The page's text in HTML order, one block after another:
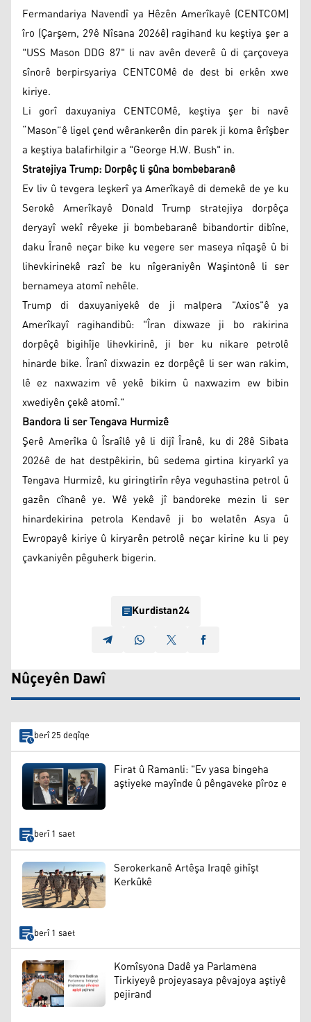
Fermandariya Navendî ya Hêzên Amerîkayê (CENTCOM)
îro (Çarşem, 29ê Nîsana 2026ê) ragihand ku keştiya şer a
"USS Mason DDG 87" li nav avên deverê û di çarçoveya
sînorê berpirsyariya CENTCOMê de dest bi erkên xwe
kiriye.
Li gorî daxuyaniya CENTCOMê, keştiya şer bi navê
“Mason”ê ligel çend wêrankerên din parek ji koma êrîşber
a keştiya balafirhilgir a "George H.W. Bush" in.
Stratejiya Trump: Dorpêç li şûna bombebaranê
Ev liv û tevgera leşkerî ya Amerîkayê di demekê de ye ku
Serokê Amerîkayê Donald Trump stratejiya dorpêça
deryayî wekî rêyeke ji bombebaranê bibandortir dibîne,
daku Îranê neçar bike ku vegere ser maseya nîqaşê û bi
lihevkirinekê razî be ku nîgeraniyên Waşintonê li ser
bernameya atomî nehêle.
Trump di daxuyaniyekê de ji malpera "Axios"ê ya
Amerîkayî ragihandibû: "Îran dixwaze ji bo rakirina
dorpêçê bigihîje lihevkirinê, ji ber ku nikare petrolê
hinarde bike. Îranî dixwazin ez dorpêçê li ser wan rakim,
lê ez naxwazim vê yekê bikim û naxwazim ew bibin
xwediyên çekê atomî."
Bandora li ser Tengava Hurmizê
Şerê Amerîka û Îsraîlê yê li dijî Îranê, ku di 28ê Sibata
2026ê de hat destpêkirin, bû sedema girtina kiryarkî ya
Tengava Hurmizê, ku giringtirîn rêya veguhastina petrol û
gazên cîhanê ye. Wê yekê jî bandoreke mezin li ser
hinardekirina petrola Kendavê ji bo welatên Asya û
Ewropayê kiriye û kiryarên petrolê neçar kirine ku li pey
çavkaniyên pêguherk bigerin.
Kurdistan24
Nûçeyên Dawî
berî 25 deqîqe
Firat û Ramanli: "Ev yasa bingeha
aştiyeke mayînde û pêngaveke pîroz e
berî 1 saet
Serokerkanê Artêşa Iraqê gihîşt
Kerkûkê
berî 1 saet
Komîsyona Dadê ya Parlamena
Tirkiyeyê projeyasaya pêvajoya aştiyê
pejirand